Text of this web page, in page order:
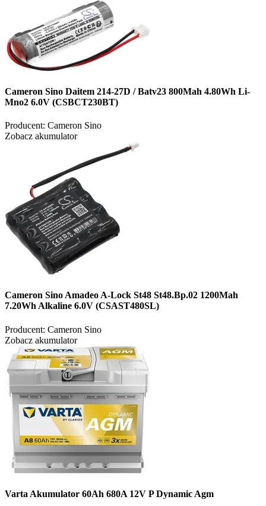
Cameron Sino Daitem 214-27D / Batv23 800Mah 4.80Wh Li-
Mno2 6.0V (CSBCT230BT)
Producent: Cameron Sino
Zobacz akumulator
Cameron Sino Amadeo A-Lock St48 St48.Bp.02 1200Mah
7.20Wh Alkaline 6.0V (CSAST480SL)
Producent: Cameron Sino
Zobacz akumulator
Varta Akumulator 60Ah 680A 12V P Dynamic Agm